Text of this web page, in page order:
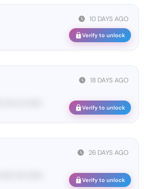
10 DAYS AGO
Verify to unlock
18 DAYS AGO
Verify to unlock
26 DAYS AGO
Verify to unlock